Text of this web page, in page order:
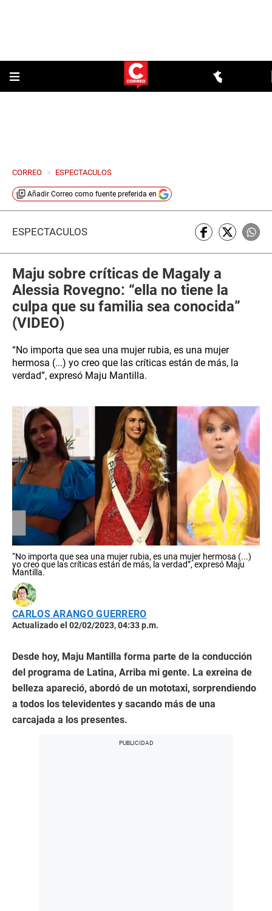
CORREO > ESPECTACULOS
Añadir Correo como fuente preferida en
ESPECTÁCULOS
Maju sobre críticas de Magaly a
Alessia Rovegno: “ella no tiene la
culpa que su familia sea conocida”
(VIDEO)
“No importa que sea una mujer rubia, es una mujer
hermosa (...) yo creo que las críticas están de más, la
verdad”, expresó Maju Mantilla.
“No importa que sea una mujer rubia, es una mujer hermosa (...)
yo creo que las críticas están de más, la verdad”, expresó Maju
Mantilla.
CARLOS ARANGO GUERRERO
Actualizado el 02/02/2023, 04:33 p.m.
Desde hoy, Maju Mantilla forma parte de la conducción
del programa de Latina, Arriba mi gente. La exreina de
belleza apareció, abordó de un mototaxi, sorprendiendo
a todos los televidentes y sacando más de una
carcajada a los presentes.